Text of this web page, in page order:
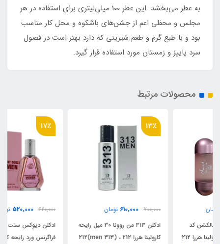
به عطر می‌بخشد. این عطر 100 میلی‌لیتری برای استفاده در هر
مجلس و محفلی اعم از جشن‌های باشکوه و محل کار مناسب
بود و با طبع گرم و طعم شیرینی که دارد بهتر است در فصول
سرد پاییز و زمستان مورد استفاده قرار گیرد.
محصولات مرتبط
تومان
ادکلن ۳۱۳ من روونا 30 میل رایحه
کارولینا هررا 212 ، (313 men)212
تومان
ادکلن دیوکس سنت دوز ، 50 میل
فراگرنس ورد رایحه کارولینا هررا 212